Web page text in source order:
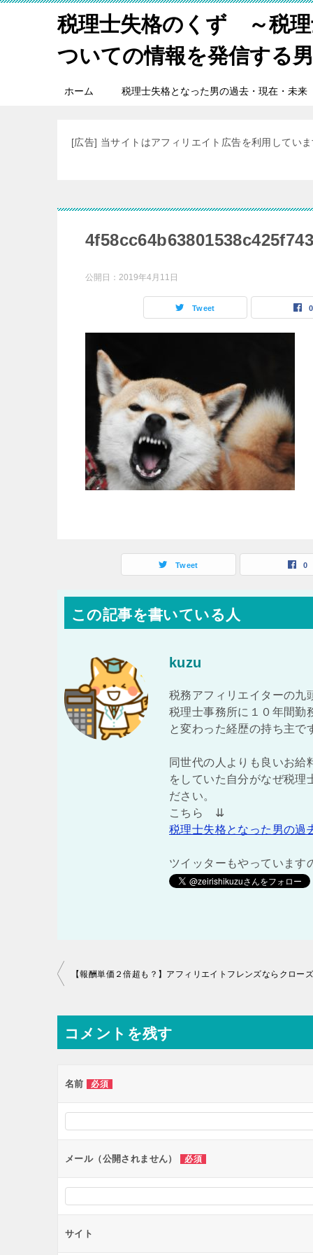
税理士失格のくず ～税理
ついての情報を発信する
ホーム 税理士失格となった男の過去・現在・未来
[広告] 当サイトはアフィリエイト広告を利用してい
公開日： 2019年4月11日
Tweet 0
Tweet 0
この記事を書いている人
kuzu
税務アフィリエイターの九
税理士事務所に１０年間勤
と変わった経歴の持ち主で
同世代の人よりも良いお給
をしていた自分がなぜ税理
ださい。
こちら ⇊
税理士失格となった男の過
ツイッターもやっています
投
ナ
ビ
ー
ョ
ン
コメントを残す
名前 必須
メール（公開されません） 必須
サイト